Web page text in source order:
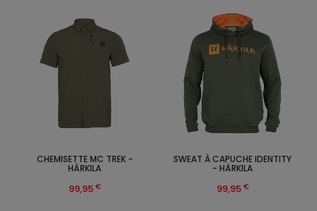
CHEMISETTE MC TREK -
HÄRKILA
99,95 €
SWEAT À CAPUCHE IDENTITY
- HÄRKILA
99,95 €